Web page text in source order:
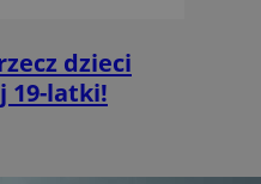
dzieci
19-latki!